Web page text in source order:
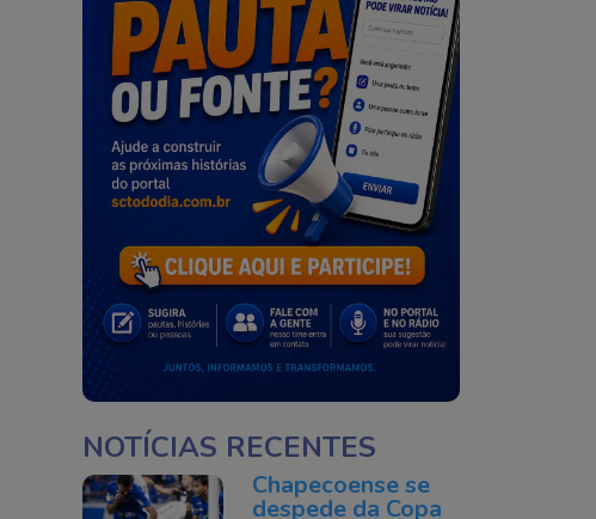
NOTÍCIAS RECENTES
Chapecoense se
despede da Copa